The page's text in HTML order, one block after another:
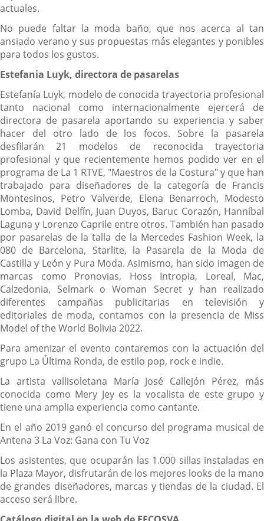
actuales.
No puede faltar la moda baño, que nos acerca al tan
ansiado verano y sus propuestas más elegantes y ponibles
para todos los gustos.
Estefania Luyk, directora de pasarelas
Estefanía Luyk, modelo de conocida trayectoria profesional
tanto nacional como internacionalmente ejercerá de
directora de pasarela aportando su experiencia y saber
hacer del otro lado de los focos. Sobre la pasarela
desfilarán 21 modelos de reconocida trayectoria
profesional y que recientemente hemos podido ver en el
programa de La 1 RTVE, "Maestros de la Costura" y que han
trabajado para diseñadores de la categoría de Francis
Montesinos, Petro Valverde, Elena Benarroch, Modesto
Lomba, David Delfín, Juan Duyos, Baruc Corazón, Hanníbal
Laguna y Lorenzo Caprile entre otros. También han pasado
por pasarelas de la talla de la Mercedes Fashion Week, la
080 de Barcelona, Starlite, la Pasarela de la Moda de
Castilla y León y Pura Moda. Asimismo, han sido imagen de
marcas como Pronovias, Hoss Intropia, Loreal, Mac,
Calzedonia, Selmark o Woman Secret y han realizado
diferentes campañas publicitarias en televisión y
editoriales de moda, contamos con la presencia de Miss
Model of the World Bolivia 2022.
Para amenizar el evento contaremos con la actuación del
grupo La Última Ronda, de estilo pop, rock e indie.
La artista vallisoletana María José Callejón Pérez, más
conocida como Mery Jey es la vocalista de este grupo y
tiene una amplia experiencia como cantante.
En el año 2019 ganó el concurso del programa musical de
Antena 3 La Voz: Gana con Tu Voz
Los asistentes, que ocuparán las 1.000 sillas instaladas en
la Plaza Mayor, disfrutarán de los mejores looks de la mano
de grandes diseñadores, marcas y tiendas de la ciudad. El
acceso será libre.